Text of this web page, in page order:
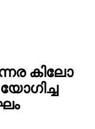
കിലോ